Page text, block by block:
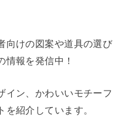
向けの図案や道具の選び
情報を発信中！
イン、かわいいモチーフ
を紹介しています。